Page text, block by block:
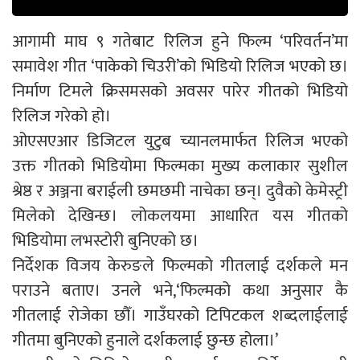
आगामी माघ ९ गतेबाट रिलिज हुने फिल्म ‘परिवर्तन’मा
समावेश गीत ‘पाकेको चिउरी’को भिडियो रिलिज भएको छ।
निर्माण टिमले क्रिसमसको अवसर पारेर गीतको भिडियो
रिलिज गरेको हो।
ओएसएआर डिजिटल युटुब च्यानलमार्फत रिलिज भएको
उक्त गीतको भिडियोमा फिल्मका मुख्य कलाकार सुशील
श्रेष्ठ र अञ्जना बराईली छमछमी नाचेका छन्। दुवैको केमेस्ट्री
मिलेको देखिन्छ। लोकलयमा आधारित यस गीतको
भिडियोमा लभस्टोरी बुनिएको छ।
निर्देशक विजय केरुङले फिल्मको गीतलाई दर्शकले मन
पराउने बताए। उनले भने,‘फिल्मको कथा अनुसार कै
गीतलाई रोजेका छौँ। गाउँघरको टिपिटकल शब्दलाईलाई
गीतमा बुनिएको हुनाले दर्शकलाई छुन्छ होला।’